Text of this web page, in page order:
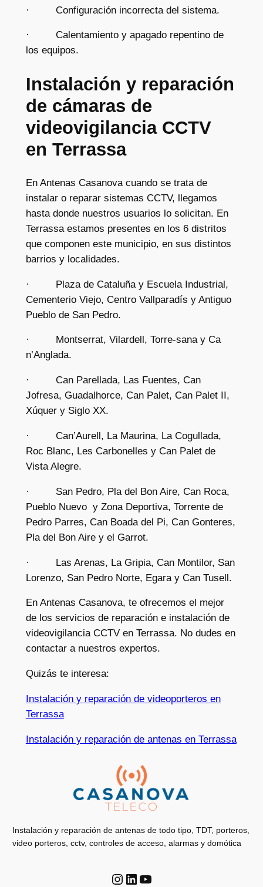
· Configuración incorrecta del sistema.
· Calentamiento y apagado repentino de
los equipos.
Instalación y reparación
de cámaras de
videovigilancia CCTV
en Terrassa
En Antenas Casanova cuando se trata de
instalar o reparar sistemas CCTV, llegamos
hasta donde nuestros usuarios lo solicitan. En
Terrassa estamos presentes en los 6 distritos
que componen este municipio, en sus distintos
barrios y localidades.
· Plaza de Cataluña y Escuela Industrial,
Cementerio Viejo, Centro Vallparadís y Antiguo
Pueblo de San Pedro.
· Montserrat, Vilardell, Torre-sana y Ca
n’Anglada.
· Can Parellada, Las Fuentes, Can
Jofresa, Guadalhorce, Can Palet, Can Palet II,
Xúquer y Siglo XX.
· Can’Aurell, La Maurina, La Cogullada,
Roc Blanc, Les Carbonelles y Can Palet de
Vista Alegre.
· San Pedro, Pla del Bon Aire, Can Roca,
Pueblo Nuevo y Zona Deportiva, Torrente de
Pedro Parres, Can Boada del Pi, Can Gonteres,
Pla del Bon Aire y el Garrot.
· Las Arenas, La Gripia, Can Montilor, San
Lorenzo, San Pedro Norte, Egara y Can Tusell.
En Antenas Casanova, te ofrecemos el mejor
de los servicios de reparación e instalación de
videovigilancia CCTV en Terrassa. No dudes en
contactar a nuestros expertos.
Quizás te interesa:
Instalación y reparación de videoporteros en
Terrassa
Instalación y reparación de antenas en Terrassa
Instalación y reparación de antenas de todo tipo, TDT, porteros,
video porteros, cctv, controles de acceso, alarmas y domótica
Instagram
LinkedIn
YouTube